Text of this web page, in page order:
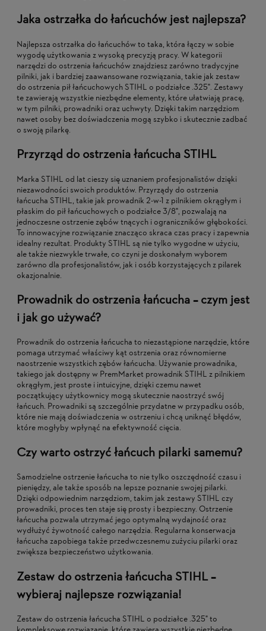
Jaka ostrzałka do łańcuchów jest najlepsza?
Najlepsza ostrzałka do łańcuchów to taka, która łączy w sobie
wygodę użytkowania z wysoką precyzją pracy. W kategorii
narzędzi do ostrzenia łańcuchów znajdziesz zarówno tradycyjne
pilniki, jak i bardziej zaawansowane rozwiązania, takie jak zestaw
do ostrzenia pił łańcuchowych STIHL o podziałce .325". Zestawy
te zawierają wszystkie niezbędne elementy, które ułatwiają pracę,
w tym pilniki, prowadniki oraz uchwyty. Dzięki takim narzędziom
nawet osoby bez doświadczenia mogą szybko i skutecznie zadbać
o swoją pilarkę.
Przyrząd do ostrzenia łańcucha STIHL
Marka STIHL od lat cieszy się uznaniem profesjonalistów dzięki
niezawodności swoich produktów. Przyrządy do ostrzenia
łańcucha STIHL, takie jak prowadnik 2-w-1 z pilnikiem okrągłym i
płaskim do pił łańcuchowych o podziałce 3/8", pozwalają na
jednoczesne ostrzenie zębów tnących i ograniczników głębokości.
To innowacyjne rozwiązanie znacząco skraca czas pracy i zapewnia
idealny rezultat. Produkty STIHL są nie tylko wygodne w użyciu,
ale także niezwykle trwałe, co czyni je doskonałym wyborem
zarówno dla profesjonalistów, jak i osób korzystających z pilarek
okazjonalnie.
Prowadnik do ostrzenia łańcucha – czym jest
i jak go używać?
Prowadnik do ostrzenia łańcucha to niezastąpione narzędzie, które
pomaga utrzymać właściwy kąt ostrzenia oraz równomierne
naostrzenie wszystkich zębów łańcucha. Używanie prowadnika,
takiego jak dostępny w PremMarket prowadnik STIHL z pilnikiem
okrągłym, jest proste i intuicyjne, dzięki czemu nawet
początkujący użytkownicy mogą skutecznie naostrzyć swój
łańcuch. Prowadniki są szczególnie przydatne w przypadku osób,
które nie mają doświadczenia w ostrzeniu i chcą uniknąć błędów,
które mogłyby wpłynąć na efektywność cięcia.
Czy warto ostrzyć łańcuch pilarki samemu?
Samodzielne ostrzenie łańcucha to nie tylko oszczędność czasu i
pieniędzy, ale także sposób na lepsze poznanie swojej pilarki.
Dzięki odpowiednim narzędziom, takim jak zestawy STIHL czy
prowadniki, proces ten staje się prosty i bezpieczny. Ostrzenie
łańcucha pozwala utrzymać jego optymalną wydajność oraz
wydłużyć żywotność całego narzędzia. Regularna konserwacja
łańcucha zapobiega także przedwczesnemu zużyciu pilarki oraz
zwiększa bezpieczeństwo użytkowania.
Zestaw do ostrzenia łańcucha STIHL –
wybieraj najlepsze rozwiązania!
Zestaw do ostrzenia łańcucha STIHL o podziałce .325" to